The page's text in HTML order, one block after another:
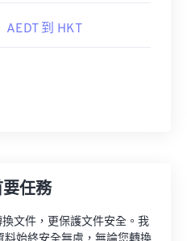
AEDT 到 HKT
任務
文件，更保護文件安全。我